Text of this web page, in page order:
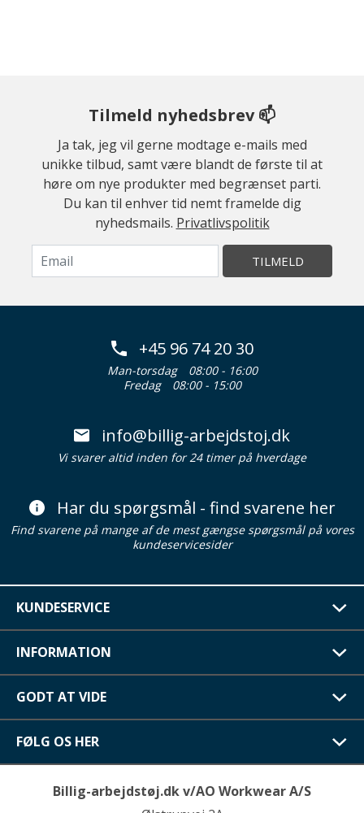
Tilmeld nyhedsbrev 📫
Ja tak, jeg vil gerne modtage e-mails med
unikke tilbud, samt være blandt de første til at
høre om nye produkter med begrænset parti.
Du kan til enhver tid nemt framelde dig
nyhedsmails. Privatlivspolitik
TILMELD
+45 96 74 20 30
Man-torsdag
08:00 - 16:00
Fredag
08:00 - 15:00
info@billig-arbejdstoj.dk
Vi svarer altid inden for 24 timer på hverdage
Har du spørgsmål - find svarene her
Find svarene på mange af de mest gængse spørgsmål på vores
kundeservicesider
KUNDESERVICE
INFORMATION
GODT AT VIDE
FØLG OS HER
Billig-arbejdstøj.dk v/AO Workwear A/S